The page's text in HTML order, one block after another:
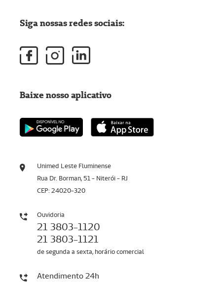
Unimed Leste Fluminense
Rua Dr. Borman, 51 - Niterói - RJ
CEP: 24020-320
Ouvidoria
21 3803-1120
21 3803-1121
de segunda a sexta, horário comercial
Atendimento 24h
Siga nossas redes sociais:
Baixe nosso aplicativo